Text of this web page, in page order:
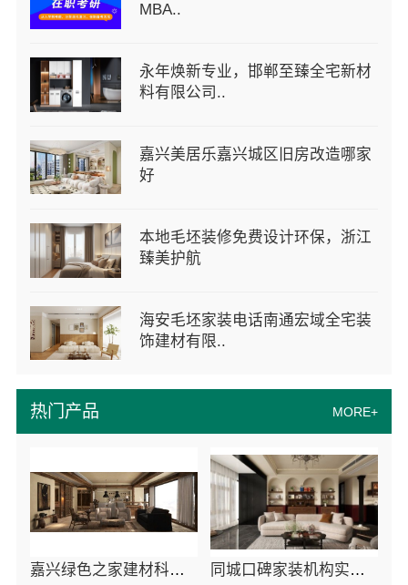
热门产品 MORE+
嘉兴绿色之家建材科技有限公司本市口碑装修服务实惠 同城口碑家装机构实惠，嘉兴绿色之家建材科技
MBA..
永年焕新专业，邯郸至臻全宅新材
料有限公司..
嘉兴美居乐嘉兴城区旧房改造哪家
好
本地毛坯装修免费设计环保，浙江
臻美护航
海安毛坯家装电话南通宏域全宅装
饰建材有限..